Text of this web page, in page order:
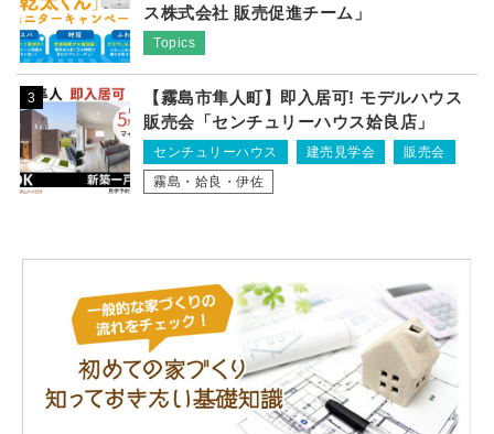
ス株式会社 販売促進チーム」
Topics
3
【霧島市隼人町】即入居可! モデルハウス
販売会「センチュリーハウス姶良店」
センチュリーハウス 建売見学会
販売会
霧島・姶良・伊佐